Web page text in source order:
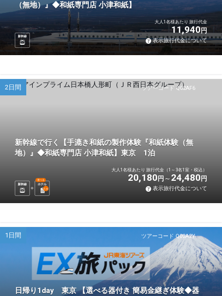
（無地）』◆和紙専門店 小津和紙】
新幹線
大人1名様あたり 旅行代金
11,940円
表示旅行代金について
ツアーコード Q02AF6
2日間
新幹線で行く【手漉き和紙の製作体験『和紙体験（無
地）』◆和紙専門店 小津和紙】東京 1泊
新幹線 ホテル
選べる
1 泊
大人1名様あたり 旅行代金（1～3名1室・税込）
20,180 円 24,480 円
表示旅行代金について
ツアーコード Q02A2Y
1日間
日帰り1day 東京 【選べる器付き 簡易金継ぎ体験◆器